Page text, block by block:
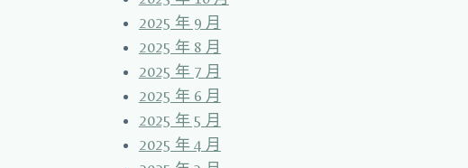
2025 年 9 月
2025 年 8 月
2025 年 7 月
2025 年 6 月
2025 年 5 月
2025 年 4 月